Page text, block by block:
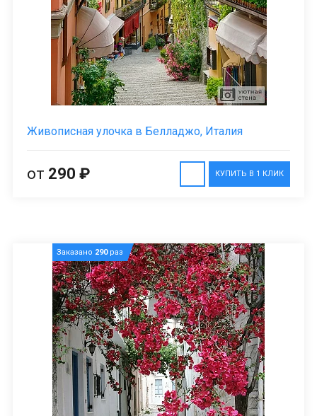
Живописная улочка в Белладжо, Италия
КУПИТЬ В 1 КЛИК
от 290 ₽
Заказано 290раз